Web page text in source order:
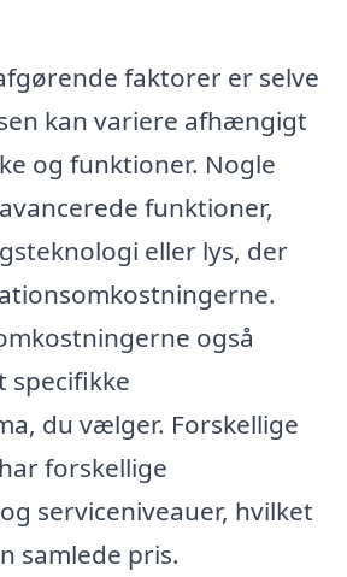
faktorer er selve
kan variere afhængigt
og funktioner. Nogle
funktioner,
eller lys, der
også
specifikke
du vælger. Forskellige
forskellige
serviceniveauer, hvilket
samlede pris.